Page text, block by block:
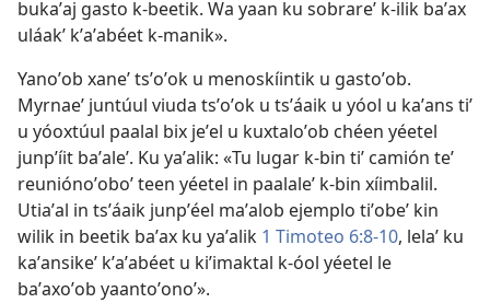
bukaʼaj gasto k-beetik. Wa yaan ku sobrareʼ k-ilik baʼax
uláakʼ kʼaʼabéet k-manik».
Yanoʼob xaneʼ tsʼoʼok u menoskíintik u gastoʼob.
Myrnaeʼ juntúul viuda tsʼoʼok u tsʼáaik u yóol u kaʼans tiʼ
u yóoxtúul paalal bix jeʼel u kuxtaloʼob chéen yéetel
junpʼíit baʼaleʼ. Ku yaʼalik: «Tu lugar k-bin tiʼ camión teʼ
reuniónoʼoboʼ teen yéetel in paalaleʼ k-bin xíimbalil.
Utiaʼal in tsʼáaik junpʼéel maʼalob ejemplo tiʼobeʼ kin
wilik in beetik baʼax ku yaʼalik 1 Timoteo 6:8-10, lelaʼ ku
kaʼansikeʼ kʼaʼabéet u kiʼimaktal k-óol yéetel le
baʼaxoʼob yaantoʼonoʼ».